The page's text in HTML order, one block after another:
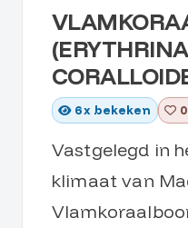
(ERYTHRINA
6x bekeken
Vastgelegd in
klimaat van